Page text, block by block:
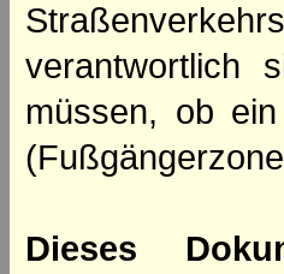
verantwortlich
müssen, ob
Dieses